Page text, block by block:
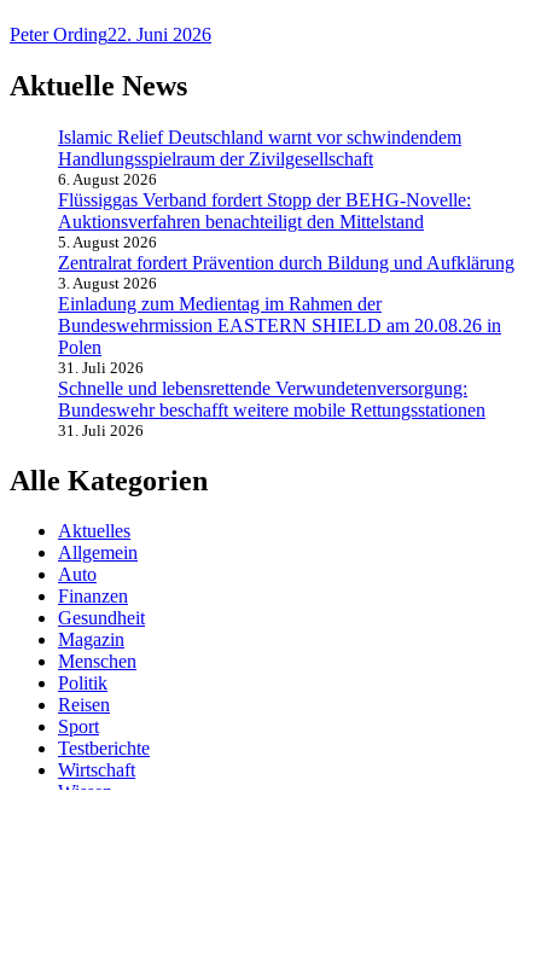
Peter Ording22. Juni 2026
Aktuelle News
Islamic Relief Deutschland warnt vor schwindendem
Handlungsspielraum der Zivilgesellschaft
6. August 2026
Flüssiggas Verband fordert Stopp der BEHG-Novelle:
Auktionsverfahren benachteiligt den Mittelstand
5. August 2026
Zentralrat fordert Prävention durch Bildung und Aufklärung
3. August 2026
Einladung zum Medientag im Rahmen der
Bundeswehrmission EASTERN SHIELD am 20.08.26 in
Polen
31. Juli 2026
Schnelle und lebensrettende Verwundetenversorgung:
Bundeswehr beschafft weitere mobile Rettungsstationen
31. Juli 2026
Alle Kategorien
Aktuelles
Allgemein
Auto
Finanzen
Gesundheit
Magazin
Menschen
Politik
Reisen
Sport
Testberichte
Wirtschaft
Wissen